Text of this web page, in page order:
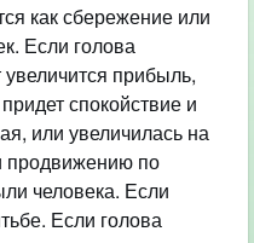
как сбережение или
Если голова
увеличится прибыль,
спокойствие и
или увеличилась на
продвижению по
человека. Если
Если голова